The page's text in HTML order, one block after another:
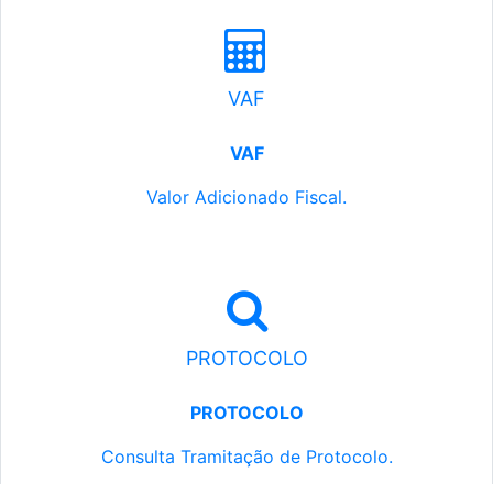
VAF
VAF
Valor Adicionado Fiscal.
PROTOCOLO
PROTOCOLO
Consulta Tramitação de Protocolo.